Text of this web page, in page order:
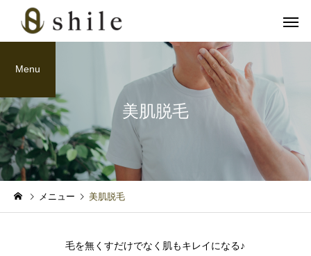
カット ヘッドス
美肌脱毛
育毛関連
血流アップで冬の抜け毛対
すすめ
メンズスキンケア
「クレンジングの次は“
かメンズの完成形」
美肌脱毛
Menu
メニュー 美肌脱毛
毛を無くすだけでなく肌もキレイになる♪